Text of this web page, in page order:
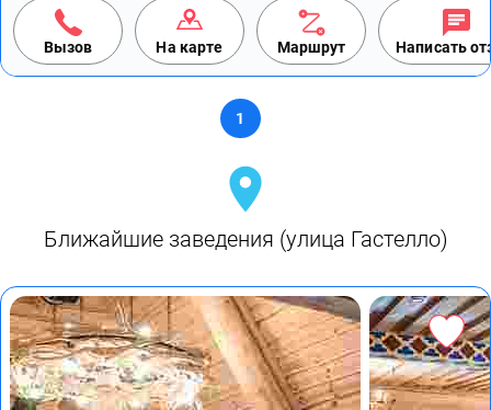
Вызов На карте Маршрут Написать
1
Ближайшие заведения (улица Гастелло)